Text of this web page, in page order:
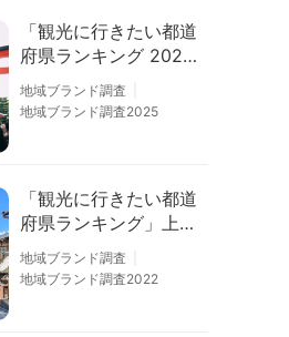
「観光に行きたい都道
府県ランキング 202
6」京都は低下、神奈
川上昇
地域ブランド調査
地域ブランド調査2025
「観光に行きたい都道
府県ランキング」上位
の順位に変動あり
地域ブランド調査
地域ブランド調査2022